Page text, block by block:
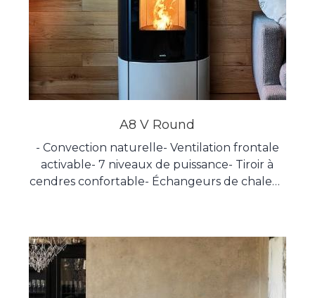
A8 V Round
- Convection naturelle- Ventilation frontale
activable- 7 niveaux de puissance- Tiroir à
cendres confortable- Échangeurs de chaleur
fabriqué en Italie - Brasier autonettoyant-
Système de nettoyage de vitres-
Télécommande radio avec fonction